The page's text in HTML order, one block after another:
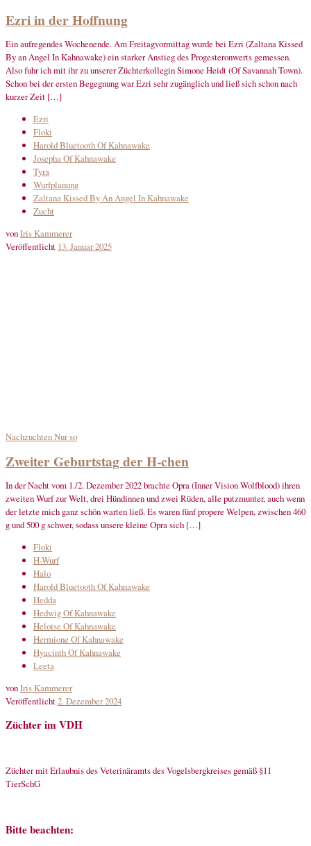
Ezri in der Hoffnung
Ein aufregendes Wochenende. Am Freitagvormittag wurde bei Ezri (Zaltana Kissed
By an Angel In Kahnawake) ein starker Anstieg des Progesteronwerts gemessen.
Also fuhr ich mit ihr zu unserer Züchterkollegin Simone Heidt (Of Savannah Town).
Schon bei der ersten Begegnung war Ezri sehr zugänglich und ließ sich schon nach
kurzer Zeit […]
Ezri
Floki
Harold Bluetooth Of Kahnawake
Josepha Of Kahnawake
Tyra
Wurfplanung
Zaltana Kissed By An Angel In Kahnawake
Zucht
vonIris Kammerer
Veröffentlicht 13. Januar 2025
NachzuchtenNur so
Zweiter Geburtstag der H-chen
In der Nacht vom 1./2. Dezember 2022 brachte Opra (Inner Vision Wolfblood) ihren
zweiten Wurf zur Welt, drei Hündinnen und zwei Rüden, alle putzmunter, auch wenn
der letzte mich ganz schön warten ließ. Es waren fünf propere Welpen, zwischen 460
g und 500 g schwer, sodass unsere kleine Opra sich […]
Floki
H-Wurf
Halo
Harold Bluetooth Of Kahnawake
Hedda
Hedwig Of Kahnawake
Heloise Of Kahnawake
Hermione Of Kahnawake
Hyacinth Of Kahnawake
Leeta
vonIris Kammerer
Veröffentlicht2. Dezember 2024
Züchter im VDH
Züchter mit Erlaubnis des Veterinäramts des Vogelsbergkreises gemäß §11
TierSchG
Bitte beachten: